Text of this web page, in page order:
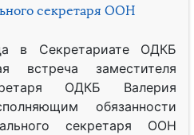
секретаря ООН
в Секретариате ОДКБ
встреча заместителя
ОДКБ Валерия
обязанности
секретаря ООН